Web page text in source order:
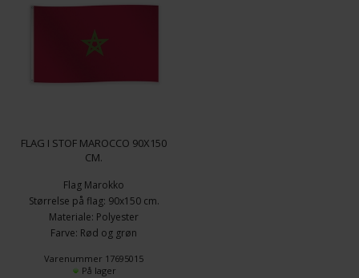
FLAG I STOF MAROCCO 90X150
CM.
Flag Marokko
Størrelse på flag: 90x150 cm.
Materiale: Polyester
Farve: Rød og grøn
Varenummer 17695015
På lager